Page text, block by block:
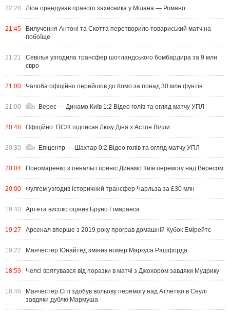
22:28 Ліон орендував правого захисника у Мілана — Романо
21:45
Вилучення Антоні та Скотта перетворило товариський матч на
побоїще
21:21
Севілья узгодила трансфер шотландського бомбардира за 9 млн
євро
21:00 Чалоба офіційно перейшов до Комо за понад 30 млн фунтів
21:00 Верес — Динамо Київ 1:2 Відео голів та огляд матчу УПЛ
20:48 Офіційно: ПСЖ підписав Люку Діня з Астон Вілли
20:30 Епіцентр — Шахтар 0:2 Відео голів та огляд матчу УПЛ
20:04 Пономаренко з пенальті приніс Динамо Київ перемогу над Вересом
20:00 Фулгем узгодив історичний трансфер Чарльза за £30 млн
19:40 Артета високо оцінив Бруно Гімараеса
19:27 Арсенал вперше з 2019 року програв домашній Кубок Емірейтс
19:22 Манчестер Юнайтед змінив номер Маркуса Рашфорда
18:59 Челсі врятувався від поразки в матчі з Джохором завдяки Мудрику
18:48
Манчестер Сіті здобув вольову перемогу над Атлетіко в Сеулі
завдяки дублю Мармуша